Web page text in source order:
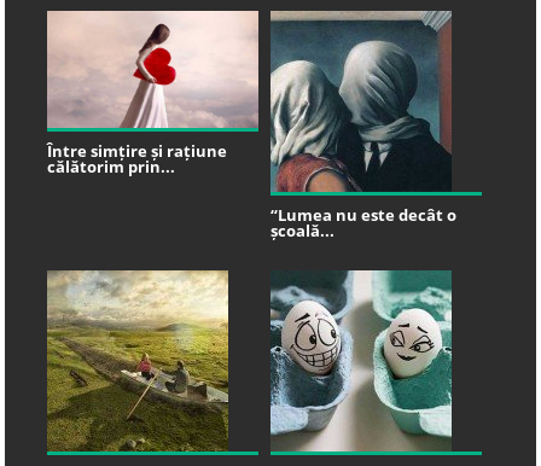
Între simțire și rațiune
călătorim prin...
“Lumea nu este decât o
școală...